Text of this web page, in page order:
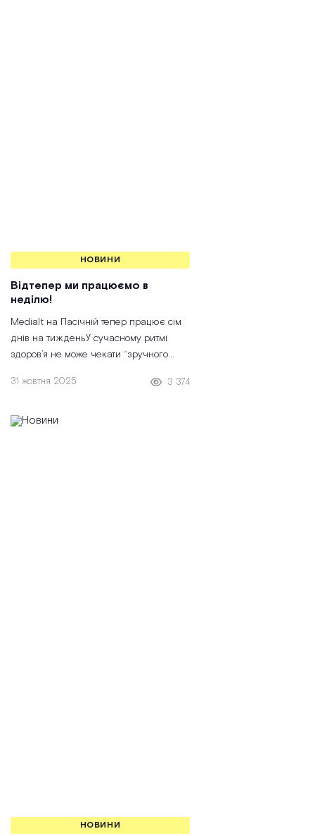
НОВИНИ
Відтепер ми працюємо в
неділю!
Medialt на Пасічній тепер працює сім
днів на тижденьУ сучасному ритмі
здоров’я не може чекати “зручного
паче. Ми в Medialt розуміємо,
31 жовтня 2025 3 374
НОВИНИ